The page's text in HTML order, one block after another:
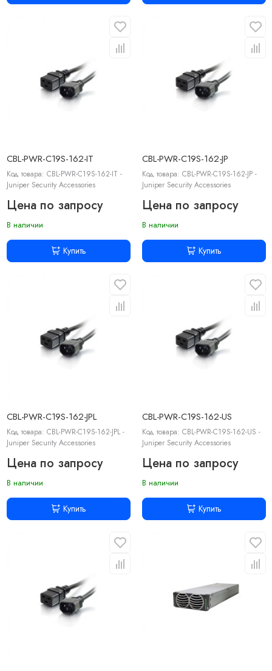
CBL-PWR-C19S-162-IT
Код товара: CBL-PWR-C19S-162-IT -
Juniper Security Accessories
Цена по запросу
В наличии
Купить
CBL-PWR-C19S-162-JP
Код товара: CBL-PWR-C19S-162-JP -
Juniper Security Accessories
Цена по запросу
В наличии
Купить
CBL-PWR-C19S-162-JPL
Код товара: CBL-PWR-C19S-162-JPL -
Juniper Security Accessories
Цена по запросу
В наличии
Купить
CBL-PWR-C19S-162-US
Код товара: CBL-PWR-C19S-162-US -
Juniper Security Accessories
Цена по запросу
В наличии
Купить